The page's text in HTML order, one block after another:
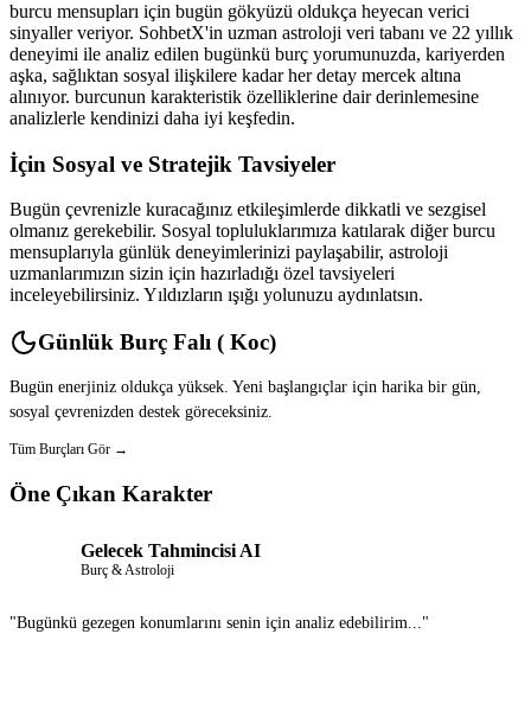
burcu mensupları için bugün gökyüzü oldukça heyecan verici
sinyaller veriyor. SohbetX'in uzman astroloji veri tabanı ve 22 yıllık
deneyimi ile analiz edilen bugünkü burç yorumunuzda, kariyerden
aşka, sağlıktan sosyal ilişkilere kadar her detay mercek altına
alınıyor. burcunun karakteristik özelliklerine dair derinlemesine
analizlerle kendinizi daha iyi keşfedin.
İçin Sosyal ve Stratejik Tavsiyeler
Bugün çevrenizle kuracağınız etkileşimlerde dikkatli ve sezgisel
olmanız gerekebilir. Sosyal topluluklarımıza katılarak diğer burcu
mensuplarıyla günlük deneyimlerinizi paylaşabilir, astroloji
uzmanlarımızın sizin için hazırladığı özel tavsiyeleri
inceleyebilirsiniz. Yıldızların ışığı yolunuzu aydınlatsın.
Günlük Burç Falı ( Koc)
Bugün enerjiniz oldukça yüksek. Yeni başlangıçlar için harika bir gün,
sosyal çevrenizden destek göreceksiniz.
Tüm Burçları Gör →
Öne Çıkan Karakter
Gelecek Tahmincisi AI
Burç & Astroloji
"Bugünkü gezegen konumlarını senin için analiz edebilirim..."